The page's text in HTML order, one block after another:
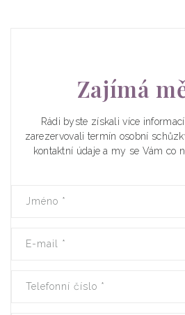
Zajímá
Rádi byste získali více
zarezervovali termín osobní
kontaktní údaje a my se Vám co
Jméno *
E-mail *
Telefonní číslo *